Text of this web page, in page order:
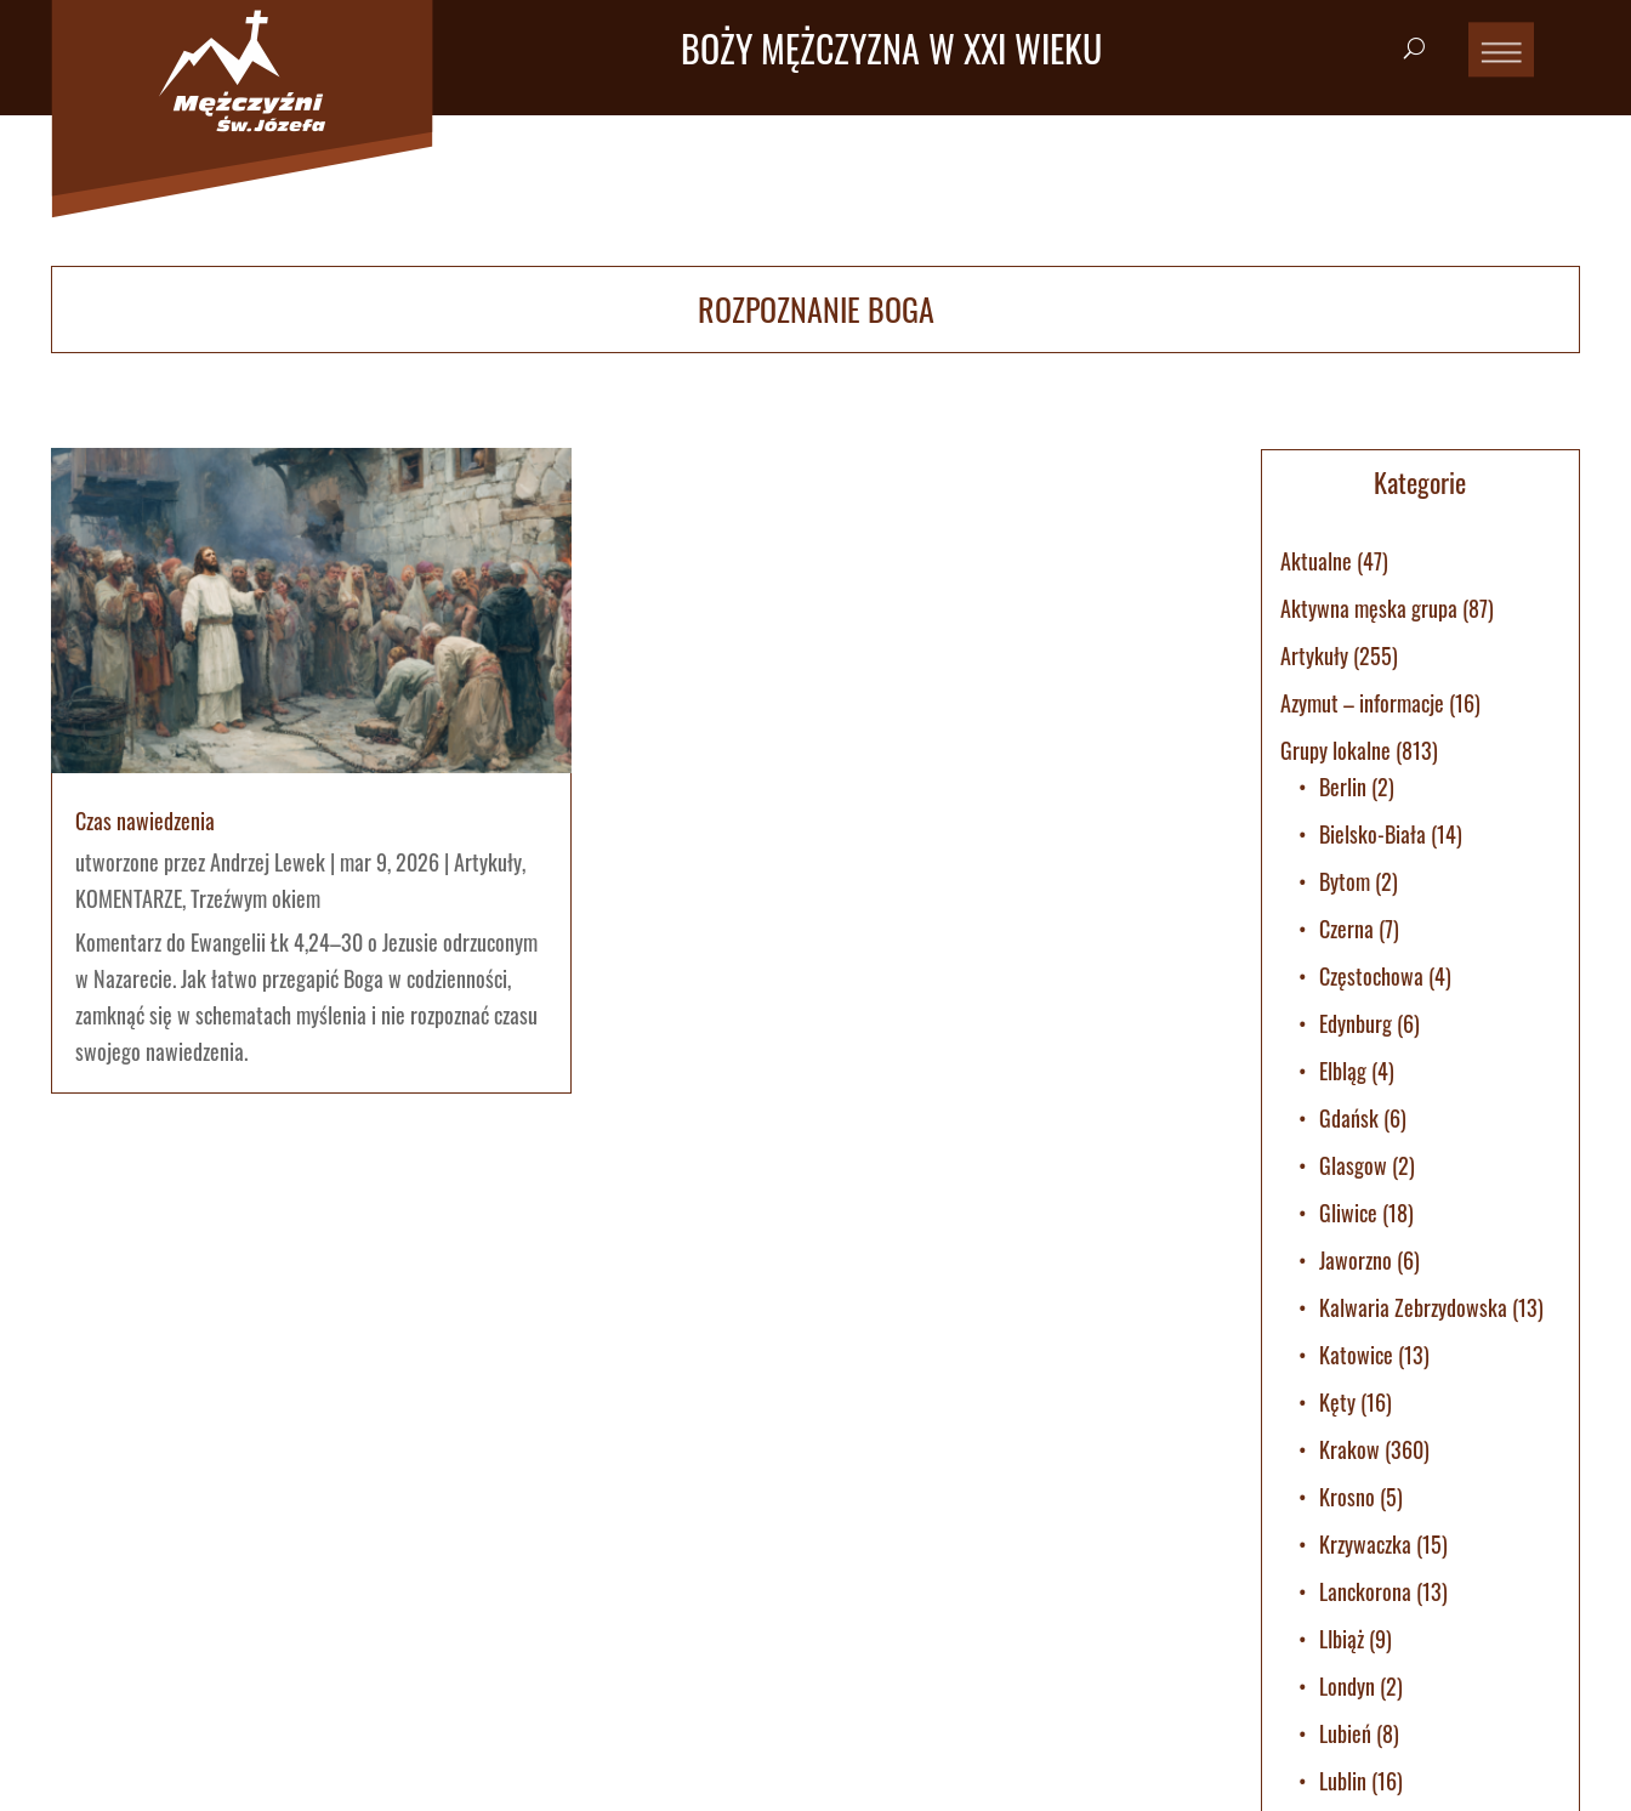
BOŻY MĘŻCZYZNA W XXI WIEKU
ROZPOZNANIE BOGA
Czas nawiedzenia
utworzone przezAndrzej Lewek| mar 9, 2026|Artykuły,
KOMENTARZE,Trzeźwym okiem
Komentarz do Ewangelii Łk 4,24–30 o Jezusie odrzuconym
w Nazarecie. Jak łatwo przegapić Boga w codzienności,
zamknąć się w schematach myślenia i nie rozpoznać czasu
swojego nawiedzenia.
Kategorie
Aktualne (47)
Aktywna męska grupa (87)
Artykuły(255)
Azymut – informacje (16)
Grupy lokalne (813)
Berlin (2)
Bielsko-Biała (14)
Bytom(2)
Czerna (7)
Częstochowa (4)
Edynburg(6)
Elbląg(4)
Gdańsk(6)
Glasgow (2)
Gliwice (18)
Jaworzno (6)
Kalwaria Zebrzydowska (13)
Katowice (13)
Kęty(16)
Krakow (360)
Krosno (5)
Krzywaczka (15)
Lanckorona (13)
LIbiąż(9)
Londyn (2)
Lubień (8)
Lublin (16)